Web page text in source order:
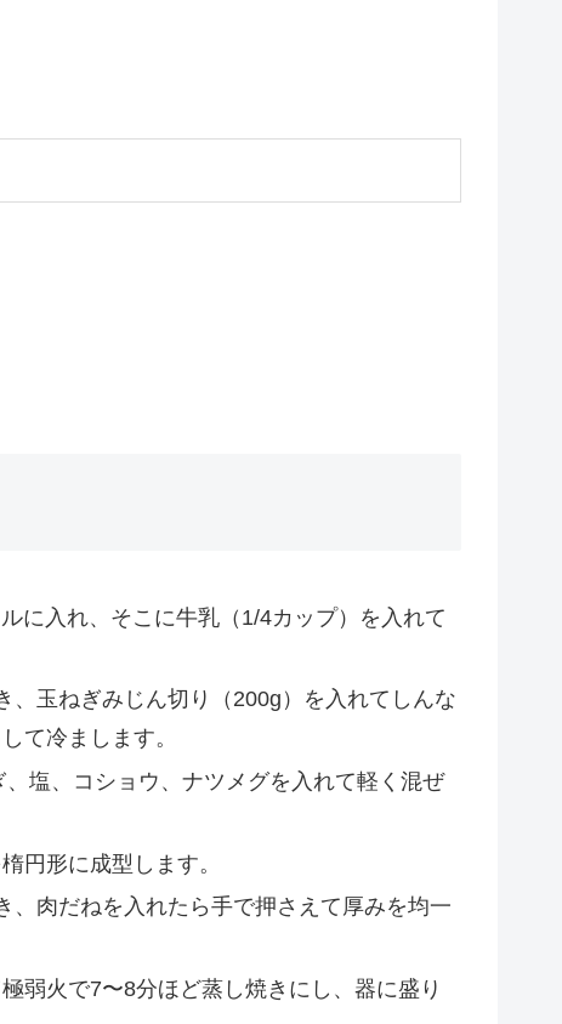
に入れ、そこに牛乳（1/4カップ）を入れて
、玉ねぎみじん切り（200g）を入れてしんな
て冷まします。
塩、コショウ、ナツメグを入れて軽く混ぜ
円形に成型します。
、肉だねを入れたら手で押さえて厚みを均一
弱火で7〜8分ほど蒸し焼きにし、器に盛り